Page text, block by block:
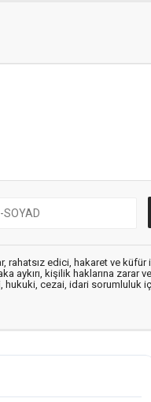
rahatsız edici, hakaret ve küfür
aykırı, kişilik haklarına zarar
cezai, idari sorumluluk